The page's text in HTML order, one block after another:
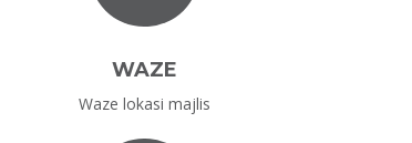
WAZE
Waze lokasi majlis